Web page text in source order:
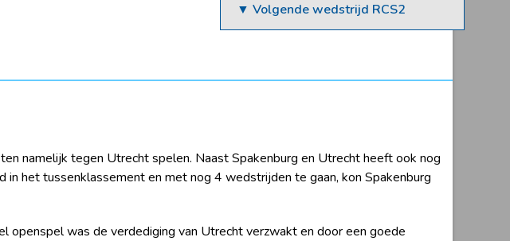
▼ Volgende wedstrijd RCS2
namelijk tegen Utrecht spelen. Naast Spakenburg en Utrecht heeft ook nog
het tussenklassement en met nog 4 wedstrijden te gaan, kon Spakenburg
openspel was de verdediging van Utrecht verzwakt en door een goede